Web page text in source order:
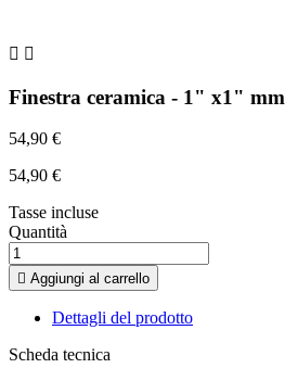
 
Finestra ceramica - 1" x1"
54,90 €
54,90 €
Tasse incluse
Quantità
 Aggiungi al carrello
Dettagli del prodotto
Scheda tecnica